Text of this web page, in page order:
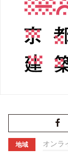
地域 オンラ